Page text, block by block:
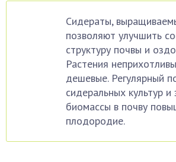
Сидераты,
позволяют улучшить
структуру почвы и
Растения
дешевые. Регулярный
сидеральных культур и
биомассы в почву
плодородие.